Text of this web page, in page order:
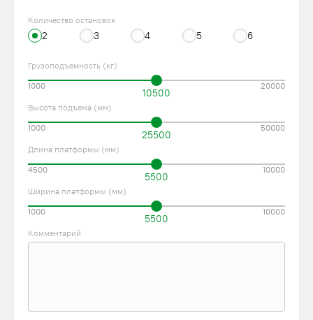
Количество остановок
2 3 4 5 6
Грузоподъемность (кг)
10500
1000 20000
Высота подъема (мм)
25500
1000 50000
Длина платформы (мм)
5500
4500 10000
Ширина платформы (мм)
5500
1000 10000
Комментарий